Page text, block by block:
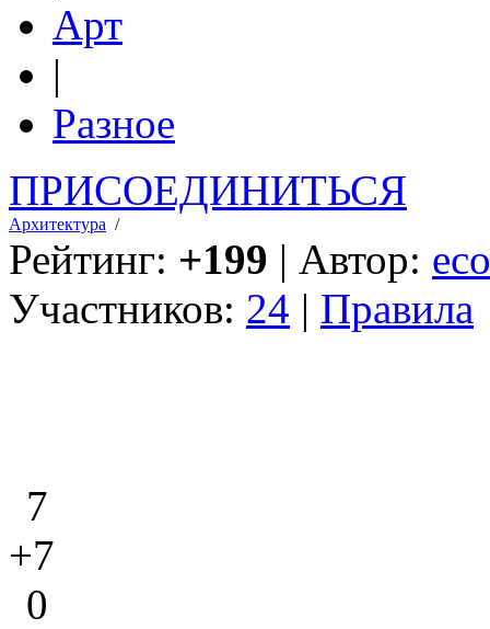
Арт
|
Разное
ПРИСОЕДИНИТЬСЯ
Архитектура /
Рейтинг: +199 | Автор:
Участников: 24 | Правила
7
+7
0